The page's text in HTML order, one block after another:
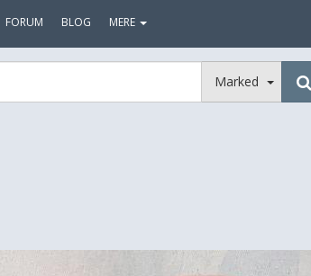
FORUM BLOG MERE
Marked